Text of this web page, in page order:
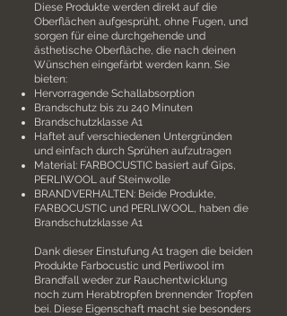
Diese Produkte werden direkt auf die
Oberflächen aufgesprüht, ohne Fugen, und
sorgen für eine durchgehende und
ästhetische Oberfläche, die nach deinen
Wünschen eingefärbt werden kann. Sie
bieten:
Hervorragende Schallabsorption
Brandschutz bis zu 240 Minuten
Brandschutzklasse A1
Haftet auf verschiedenen Untergründen
und einfach durch Sprühen aufzutragen
Material: FARBOCUSTIC basiert auf Gips,
PERLIWOOL auf Steinwolle
BRANDVERHALTEN: Beide Produkte,
FARBOCUSTIC und PERLIWOOL, haben die
Brandschutzklasse A1
Dank dieser Einstufung A1 tragen die beiden
Produkte Farbocustic und Perliwool im
Brandfall weder zur Rauchentwicklung
noch zum Herabtropfen brennender Tropfen
bei. Diese Eigenschaft macht sie besonders